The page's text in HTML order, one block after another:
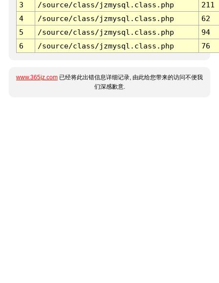
3 /source/class/jzmysql.class.php
211
4
/source/class/jzmysql.class.php
62
5
/source/class/jzmysql.class.php
94
6
/source/class/jzmysql.class.php 76
www.365jz.com 已经将此出错信息详细记录, 由此给您带来的访问不便我
们深感歉意.